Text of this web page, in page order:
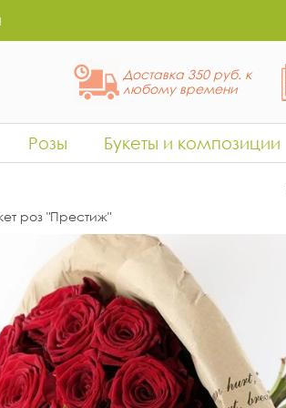
Доставка 350 руб. к
любому времени
Розы Букеты и композиции
роз "Престиж"